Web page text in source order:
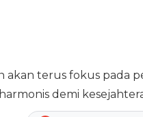
akan terus fokus pada
demi